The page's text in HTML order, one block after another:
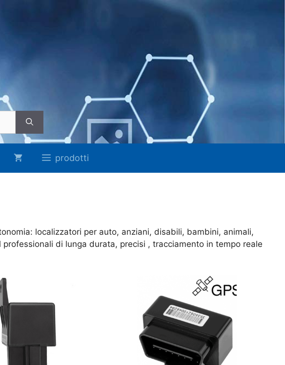
prodotti
localizzatori per auto, anziani, disabili, bambini, animali,
di lunga durata, precisi , tracciamento in tempo reale